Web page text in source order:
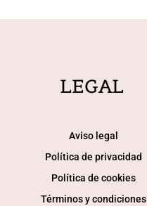
LEGAL
Aviso legal
Política de privacidad
Política de cookies
Términos y condiciones